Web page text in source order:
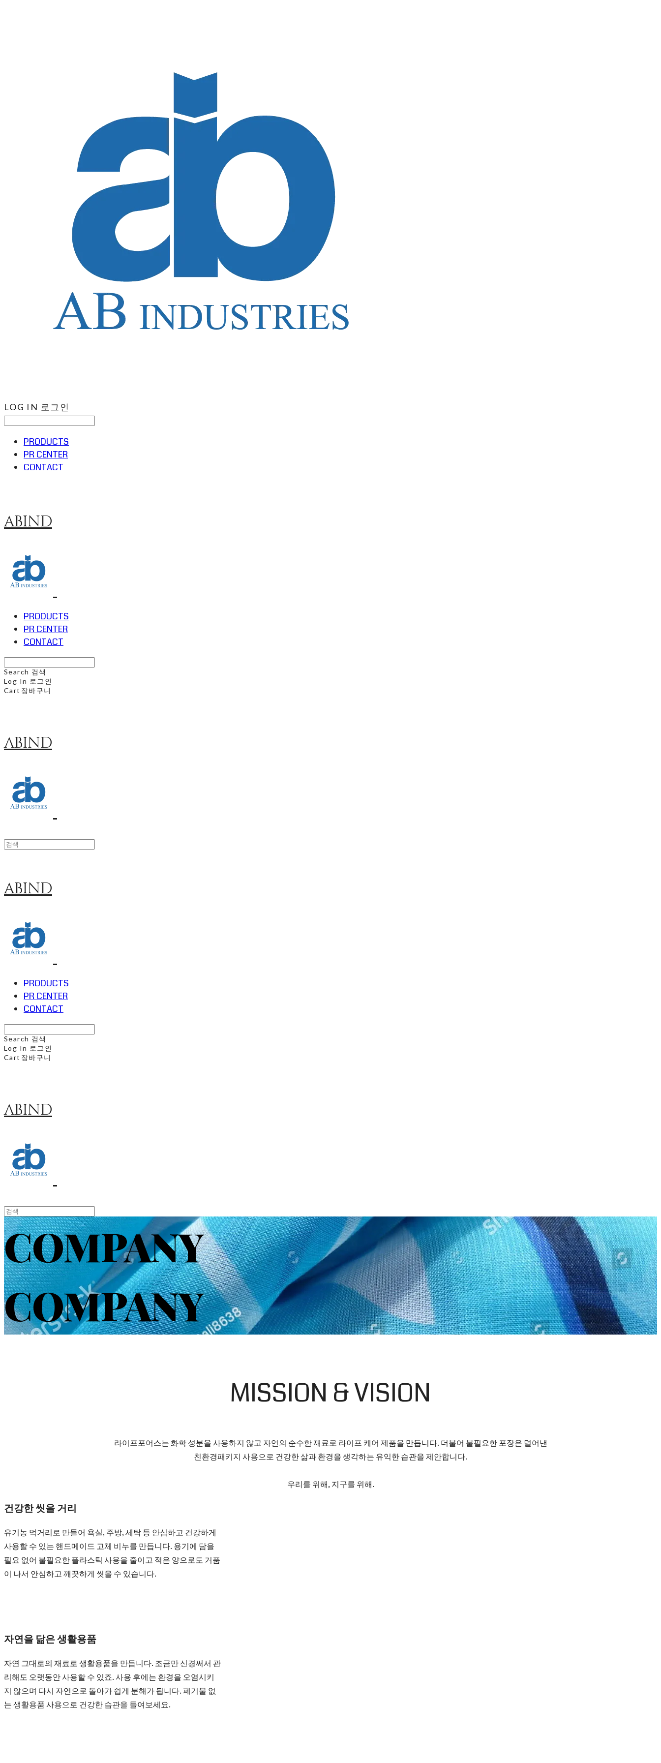
LOG IN 로그인
PRODUCTS
PR CENTER
CONTACT
ABIND
PRODUCTS
PR CENTER
CONTACT
Search 검색
Log In 로그인
Cart 장바구니
ABIND
ABIND
PRODUCTS
PR CENTER
CONTACT
Search 검색
Log In 로그인
Cart 장바구니
ABIND
COMPANY
COMPANY
MISSION & VISION
라이프포어스는 화학 성분을 사용하지 않고 자연의 순수한 재료로 라이프 케어 제품을 만듭니다. 더불어 불필요한 포장은 덜어낸
친환경패키지 사용으로 건강한 삶과 환경을 생각하는 유익한 습관을 제안합니다.
우리를 위해, 지구를 위해.
건강한 씻을 거리
유기농 먹거리로 만들어 욕실, 주방, 세탁 등 안심하고 건강하게
사용할 수 있는 핸드메이드 고체 비누를 만듭니다. 용기에 담을
필요 없어 불필요한 플라스틱 사용을 줄이고 적은 양으로도 거품
이 나서 안심하고 깨끗하게 씻을 수 있습니다.
자연을 닮은 생활용품
자연 그대로의 재료로 생활용품을 만듭니다. 조금만 신경써서 관
리해도 오랫동안 사용할 수 있죠. 사용 후에는 환경을 오염시키
지 않으며 다시 자연으로 돌아가 쉽게 분해가 됩니다. 폐기물 없
는 생활용품 사용으로 건강한 습관을 들여보세요.